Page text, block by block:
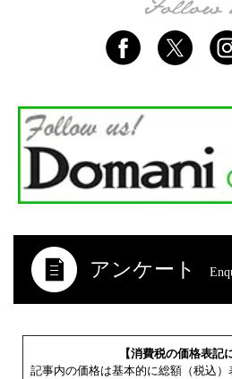
アンケート
【消費税の価格表記
記事内の価格は基本的に総額（税込